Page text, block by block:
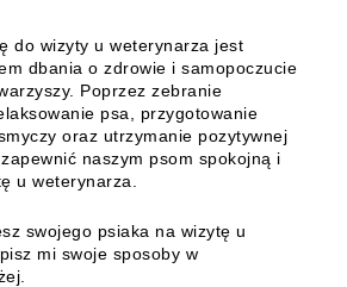
do wizyty u weterynarza jest
dbania o zdrowie i samopoczucie
Poprzez zebranie
psa, przygotowanie
oraz utrzymanie pozytywnej
naszym psom spokojną i
u weterynarza.
swojego psiaka na wizytę u
mi swoje sposoby w